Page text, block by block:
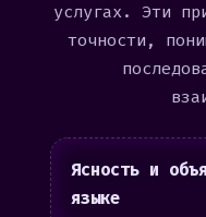
услугах. Эти
точности,
Ясность и
языке